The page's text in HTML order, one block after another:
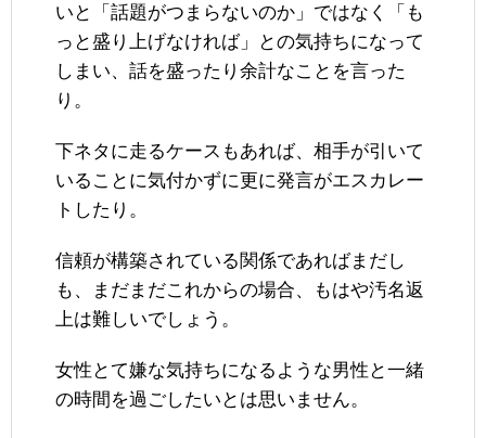
いと「話題がつまらないのか」ではなく「も
っと盛り上げなければ」との気持ちになって
しまい、話を盛ったり余計なことを言った
り。
下ネタに走るケースもあれば、相手が引いて
いることに気付かずに更に発言がエスカレー
トしたり。
信頼が構築されている関係であればまだし
も、まだまだこれからの場合、もはや汚名返
上は難しいでしょう。
女性とて嫌な気持ちになるような男性と一緒
の時間を過ごしたいとは思いません。